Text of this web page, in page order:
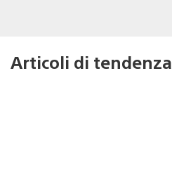
Articoli di tendenza